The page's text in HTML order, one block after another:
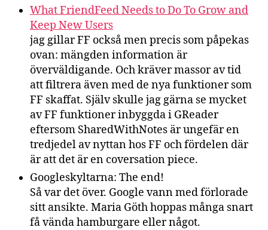
What FriendFeed Needs to Do To Grow and
Keep New Users
jag gillar FF också men precis som påpekas
ovan: mängden information är
överväldigande. Och kräver massor av tid
att filtrera även med de nya funktioner som
FF skaffat. Själv skulle jag gärna se mycket
av FF funktioner inbyggda i GReader
eftersom SharedWithNotes är ungefär en
tredjedel av nyttan hos FF och fördelen där
är att det är en coversation piece.
Googleskyltarna: The end!
Så var det över. Google vann med förlorade
sitt ansikte. Maria Göth hoppas många snart
få vända hamburgare eller något.